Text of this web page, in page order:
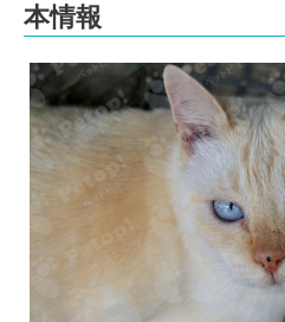
本情報